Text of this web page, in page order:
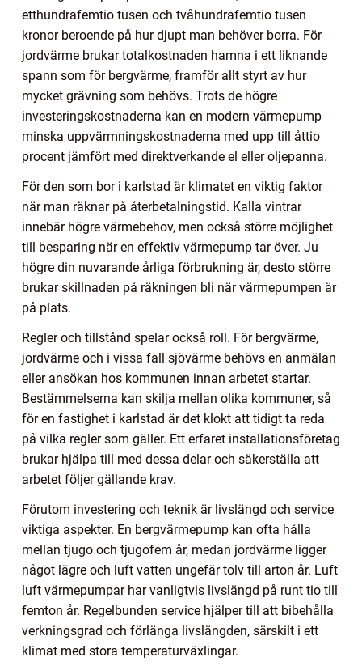
etthundrafemtio tusen och tvåhundrafemtio tusen
kronor beroende på hur djupt man behöver borra. För
jordvärme brukar totalkostnaden hamna i ett liknande
spann som för bergvärme, framför allt styrt av hur
mycket grävning som behövs. Trots de högre
investeringskostnaderna kan en modern värmepump
minska uppvärmningskostnaderna med upp till åttio
procent jämfört med direktverkande el eller oljepanna.
För den som bor i karlstad är klimatet en viktig faktor
när man räknar på återbetalningstid. Kalla vintrar
innebär högre värmebehov, men också större möjlighet
till besparing när en effektiv värmepump tar över. Ju
högre din nuvarande årliga förbrukning är, desto större
brukar skillnaden på räkningen bli när värmepumpen är
på plats.
Regler och tillstånd spelar också roll. För bergvärme,
jordvärme och i vissa fall sjövärme behövs en anmälan
eller ansökan hos kommunen innan arbetet startar.
Bestämmelserna kan skilja mellan olika kommuner, så
för en fastighet i karlstad är det klokt att tidigt ta reda
på vilka regler som gäller. Ett erfaret installationsföretag
brukar hjälpa till med dessa delar och säkerställa att
arbetet följer gällande krav.
Förutom investering och teknik är livslängd och service
viktiga aspekter. En bergvärmepump kan ofta hålla
mellan tjugo och tjugofem år, medan jordvärme ligger
något lägre och luft vatten ungefär tolv till arton år. Luft
luft värmepumpar har vanligtvis livslängd på runt tio till
femton år. Regelbunden service hjälper till att bibehålla
verkningsgrad och förlänga livslängden, särskilt i ett
klimat med stora temperaturväxlingar.